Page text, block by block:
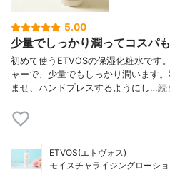
5.00
少量でしっかり潤ってコスパ
初めて使うETVOSの保湿化粧水です
ャーで、少量でもしっかり潤います
ませ、ハンドプレスするようにし…続
ETVOS(エトヴォス)
モイスチャライジングローシ